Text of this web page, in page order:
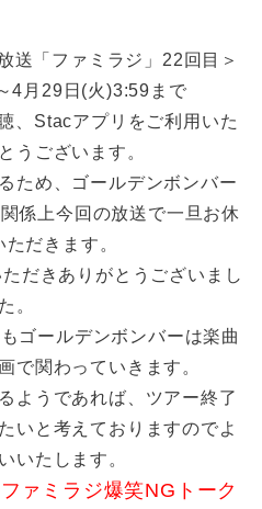
送「ファミラジ」22回目＞
4月29日(火)3:59まで
、Stacアプリをご利用いた
うございます。
ため、ゴールデンボンバー
係上今回の放送で一旦お休
だきます。
だきありがとうございまし
た。
ゴールデンボンバーは楽曲
で関わっていきます。
ようであれば、ツアー終了
いと考えておりますのでよ
いたします。
ァミラジ爆笑NGトーク